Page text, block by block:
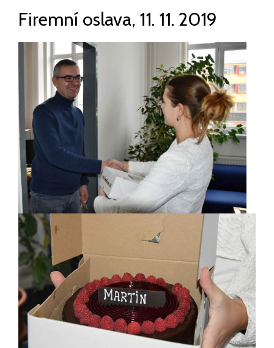
Firemní oslava, 11. 11. 2019